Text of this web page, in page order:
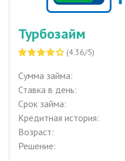
Турбозайм
(4.36/5)
Сумма займа:
Ставка в день:
Срок займа:
Кредитная история:
Возраст:
Решение: